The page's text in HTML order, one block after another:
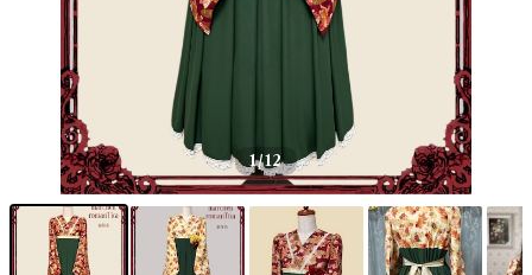
1/12